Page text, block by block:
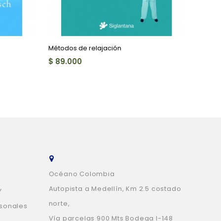
Métodos de relajación
$ 89.000
Océano Colombia
Autopista a Medellín, Km 2.5 costado
norte,
Vía parcelas 900 Mts Bodega I-148